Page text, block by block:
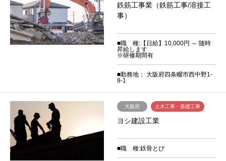
鉄筋工事業（鉄筋工事/溶接工
事）
■職 種:【日給】10,000円 ～ 随時
昇給します
※研修期間有
■勤務地： 大阪府四条畷市西中野1-
8-1
大阪府 土木工事・基礎工事
ヨシ建設工業
■職 種:鉄骨とび